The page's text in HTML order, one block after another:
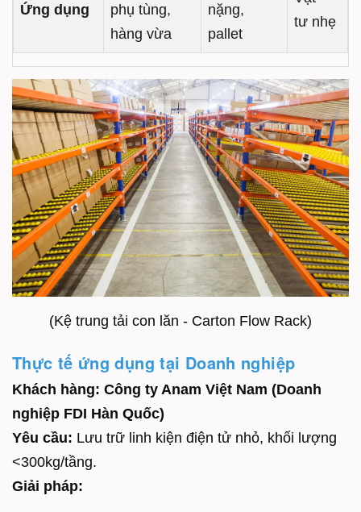
Ứng dụng
phụ tùng,
hàng vừa
nặng,
pallet
tư nhẹ
(Kệ trung tải con lăn - Carton Flow Rack)
Thực tế ứng dụng tại Doanh nghiệp
Khách hàng: Công ty Anam Việt Nam (Doanh
nghiệp FDI Hàn Quốc)
Yêu cầu: Lưu trữ linh kiện điện tử nhỏ, khối lượng
<300kg/tầng.
Giải pháp: